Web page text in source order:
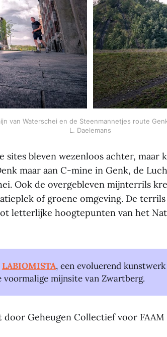
van Waterschei en de Steenmannetjes route
L. Daelemans
sites bleven wezenloos achter, maar
maar aan C-mine in Genk, de
Ook de overgebleven mijnterrils
of groene omgeving. De terrils
letterlijke hoogtepunten van het
LABIOMISTA, een evoluerend
voormalige mijnsite van Zwartberg.
door Geheugen Collectief voor